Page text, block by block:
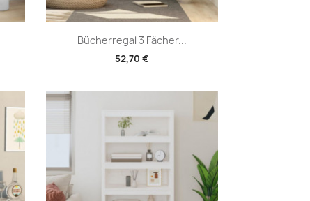
Bücherregal 3 Fächer...
52,70 €
Vorschau